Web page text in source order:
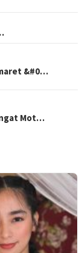
&#0…
Mot…